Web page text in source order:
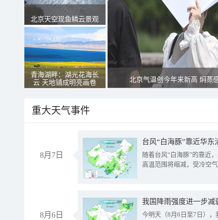
北京天空现鱼鳞云景观
青海湖畔：湖光花海长
云 天地铺成明亮画卷
北京气温创今年来新高 焖蒸
重大天气事件
8月7日
台风“白海豚”靠近华
随着台风“白海豚”的靠近
高温范围将缩减，受冷空
8月6日
今明天（8月6日至7日）